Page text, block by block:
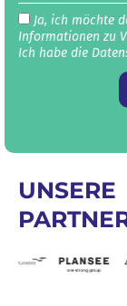
Ja, ich möchte
Informationen zu
Ich habe die
UNSERE